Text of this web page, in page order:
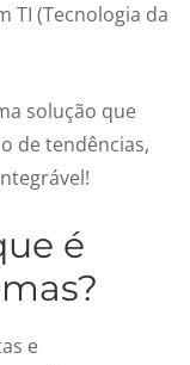
TI (Tecnologia da
solução que
de tendências,
é
e